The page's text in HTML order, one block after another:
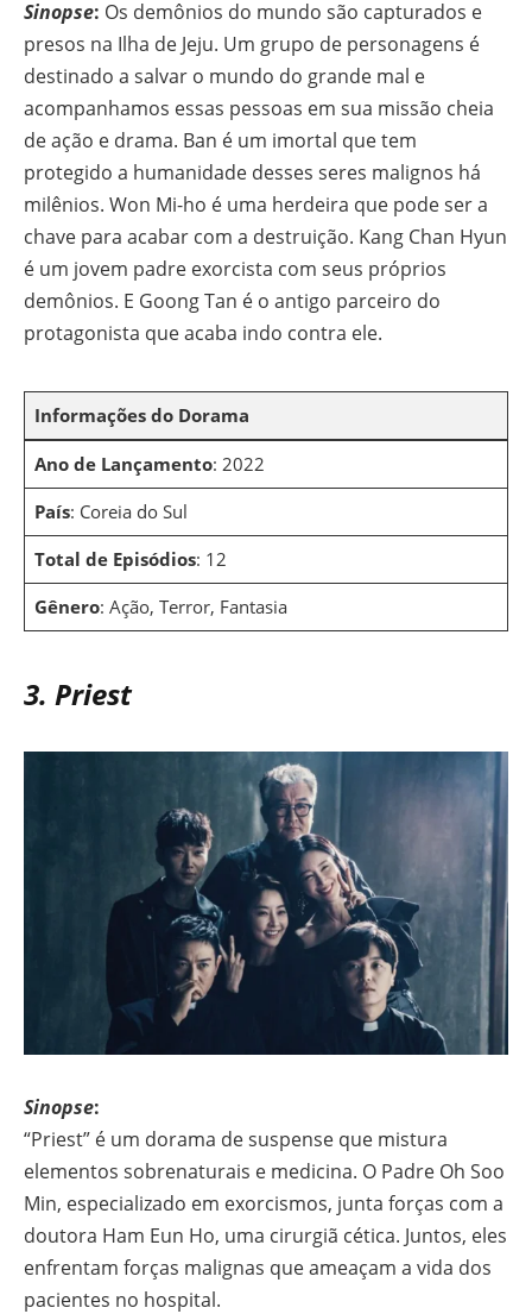
Sinopse: Os demônios do mundo são capturados e
presos na Ilha de Jeju. Um grupo de personagens é
destinado a salvar o mundo do grande mal e
acompanhamos essas pessoas em sua missão cheia
de ação e drama. Ban é um imortal que tem
protegido a humanidade desses seres malignos há
milênios. Won Mi-ho é uma herdeira que pode ser a
chave para acabar com a destruição. Kang Chan Hyun
é um jovem padre exorcista com seus próprios
demônios. E Goong Tan é o antigo parceiro do
protagonista que acaba indo contra ele.
Informações do Dorama
Ano de Lançamento: 2022
País: Coreia do Sul
Total de Episódios: 12
Gênero: Ação, Terror, Fantasia
3. Priest
Sinopse:
“Priest” é um dorama de suspense que mistura
elementos sobrenaturais e medicina. O Padre Oh Soo
Min, especializado em exorcismos, junta forças com a
doutora Ham Eun Ho, uma cirurgiã cética. Juntos, eles
enfrentam forças malignas que ameaçam a vida dos
pacientes no hospital.